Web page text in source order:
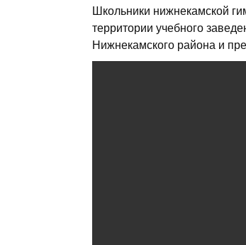
Школьники нижнекамской
территории учебного
Нижнекамского района и